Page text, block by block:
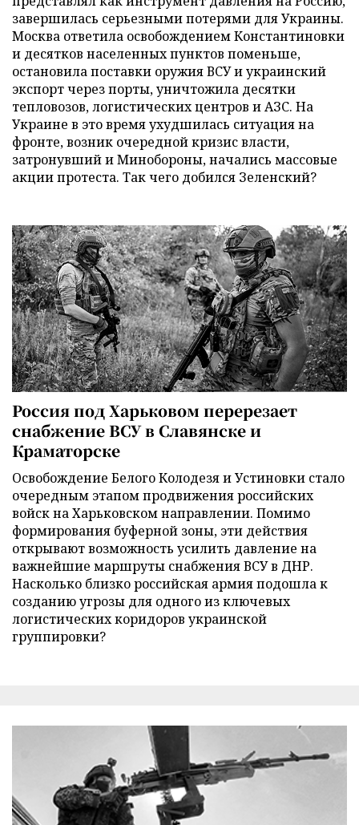
завершилась серьезными потерями для Украины.
Москва ответила освобождением Константиновки
и десятков населенных пунктов поменьше,
остановила поставки оружия ВСУ и украинский
экспорт через порты, уничтожила десятки
тепловозов, логистических центров и АЗС. На
Украине в это время ухудшилась ситуация на
фронте, возник очередной кризис власти,
затронувший и Минобороны, начались массовые
акции протеста. Так чего добился Зеленский?
Россия под Харьковом перерезает
снабжение ВСУ в Славянске и
Краматорске
Освобождение Белого Колодезя и Устиновки стало
очередным этапом продвижения российских
войск на Харьковском направлении. Помимо
формирования буферной зоны, эти действия
открывают возможность усилить давление на
важнейшие маршруты снабжения ВСУ в ДНР.
Насколько близко российская армия подошла к
созданию угрозы для одного из ключевых
логистических коридоров украинской
группировки?